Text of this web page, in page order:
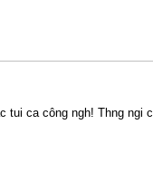
ca công ngh! Thng ngi